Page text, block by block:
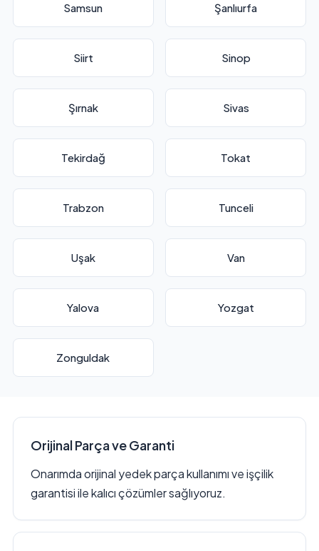
Samsun Şanlıurfa
Siirt Sinop
Şırnak Sivas
Tekirdağ Tokat
Trabzon Tunceli
Uşak Van
Yalova Yozgat
Zonguldak
Orijinal Parça ve Garanti
Onarımda orijinal yedek parça kullanımı ve işçilik
garantisi ile kalıcı çözümler sağlıyoruz.